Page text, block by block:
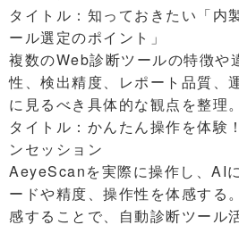
タイトル：知っておきたい「内
ール選定のポイント」
複数のWeb診断ツールの特徴や
性、検出精度、レポート品質、
に見るべき具体的な観点を整理。
タイトル：かんたん操作を体験
ンセッション
AeyeScanを実際に操作し、AI
ードや精度、操作性を体感する
感することで、自動診断ツール